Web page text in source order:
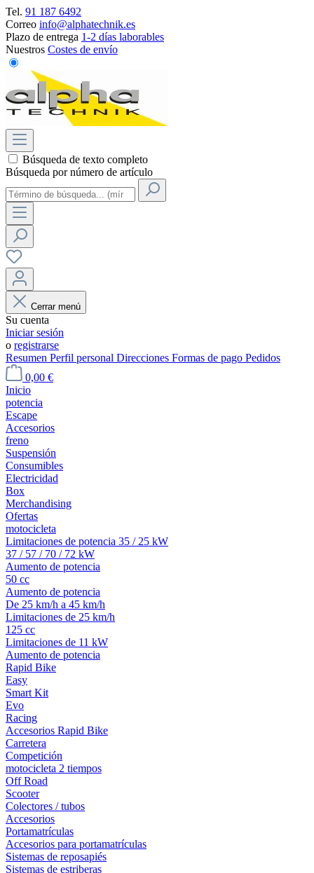
Tel. 91 187 6492
Correo info@alphatechnik.es
Plazo de entrega 1-2 días laborables
Nuestros Costes de envío
Búsqueda de texto completo
Búsqueda por número de artículo
Cerrar menú
Su cuenta
Iniciar sesión
o registrarse
Resumen Perfil personal Direcciones Formas de pago Pedidos
0,00 €
Inicio
potencia
Escape
Accesorios
freno
Suspensión
Consumibles
Electricidad
Box
Merchandising
Ofertas
motocicleta
Limitaciones de potencia 35 / 25 kW
37 / 57 / 70 / 72 kW
Aumento de potencia
50 cc
Aumento de potencia
De 25 km/h a 45 km/h
Limitaciones de 25 km/h
125 cc
Limitaciones de 11 kW
Aumento de potencia
Rapid Bike
Easy
Smart Kit
Evo
Racing
Accesorios Rapid Bike
Carretera
Competición
motocicleta 2 tiempos
Off Road
Scooter
Colectores / tubos
Accesorios
Portamatrículas
Accesorios para portamatrículas
Sistemas de reposapiés
Sistemas de estriberas